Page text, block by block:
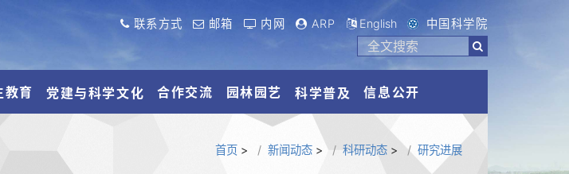
联系方式 邮箱 内网 ARP English 中国科学院
教育 党建与科学文化 合作交流 园林园艺 科学普及 信息公开
首页> 新闻动态> 科研动态> 研究进展